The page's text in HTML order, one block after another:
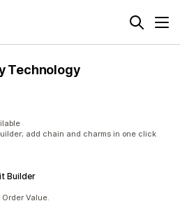
Technology
add chain and charms in one click
Builder
Value.